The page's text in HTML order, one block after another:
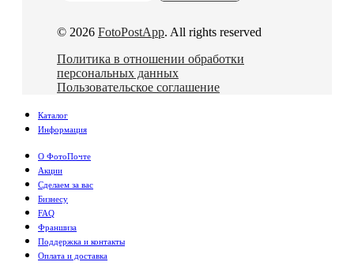
© 2026 FotoPostApp. All rights reserved
Политика в отношении обработки
персональных данных
Пользовательское соглашение
Каталог
Информация
О ФотоПочте
Акции
Сделаем за вас
Бизнесу
FAQ
Франшиза
Поддержка и контакты
Оплата и доставка